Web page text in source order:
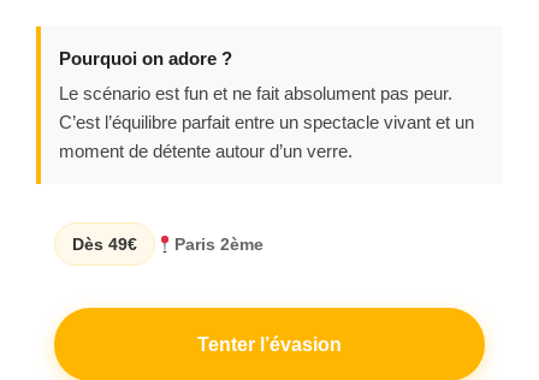
Pourquoi on adore ?
Le scénario est fun et ne fait absolument pas peur.
C’est l’équilibre parfait entre un spectacle vivant et un
moment de détente autour d’un verre.
Dès 49€ Paris 2ème
Tenter l’évasion